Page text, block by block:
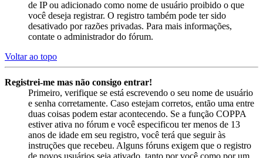
de IP ou adicionado como nome de usuário proibido o que
você deseja registrar. O registro também pode ter sido
desativado por razões privadas. Para mais informações,
contate o administrador do fórum.
Voltar ao topo
Registrei-me mas não consigo entrar!
Primeiro, verifique se está escrevendo o seu nome de usuário
e senha corretamente. Caso estejam corretos, então uma entre
duas coisas podem estar acontecendo. Se a função COPPA
estiver ativa no fórum e você especificou ter menos de 13
anos de idade em seu registro, você terá que seguir às
instruções que recebeu. Alguns fóruns exigem que o registro
de novos usuários seja ativado, tanto por você como por um